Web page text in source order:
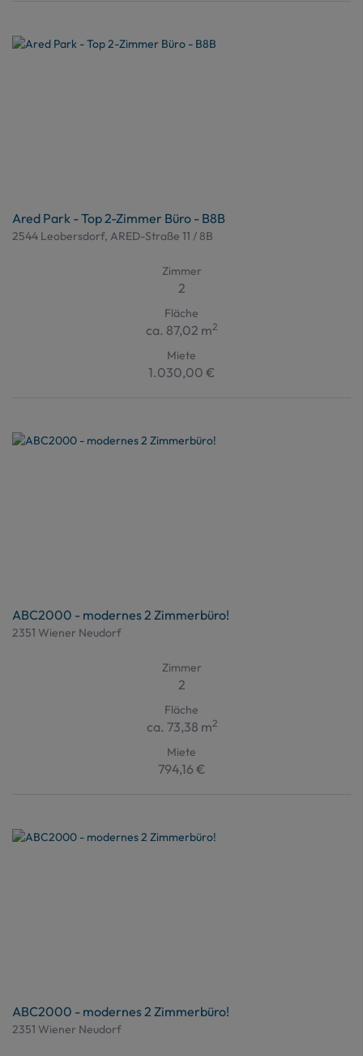
Ared Park - Top 2-Zimmer Büro - B8B
2544 Leobersdorf, ARED-Straße 11 / 8B
Zimmer
2
Fläche
ca. 87,02 m2
Miete
1.030,00 €
ABC2000 - modernes 2 Zimmerbüro!
2351 Wiener Neudorf
Zimmer
2
Fläche
ca. 73,38 m2
Miete
794,16 €
ABC2000 - modernes 2 Zimmerbüro!
2351 Wiener Neudorf